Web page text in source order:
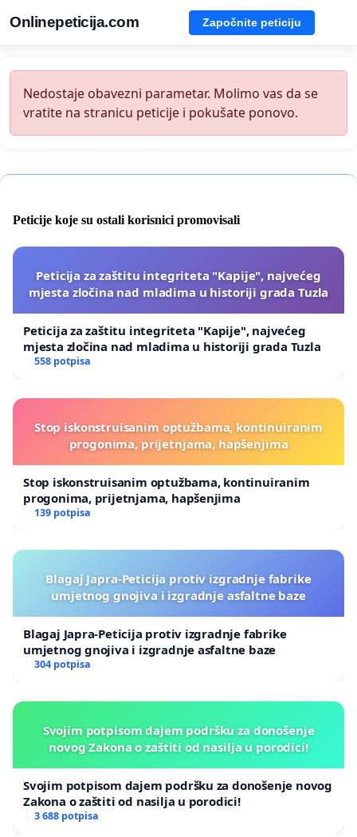
Onlinepeticija.com Započnite peticiju
Nedostaje obavezni parametar. Molimo vas da se
vratite na stranicu peticije i pokušate ponovo.
Peticije koje su ostali korisnici promovisali
Peticija za zaštitu integriteta "Kapije", najvećeg
mjesta zločina nad mladima u historiji grada Tuzla
Peticija za zaštitu integriteta "Kapije", najvećeg
mjesta zločina nad mladima u historiji grada Tuzla
558 potpisa
Stop iskonstruisanim optužbama, kontinuiranim
progonima, prijetnjama, hapšenjima
Stop iskonstruisanim optužbama, kontinuiranim
progonima, prijetnjama, hapšenjima
139 potpisa
Blagaj Japra-Peticija protiv izgradnje fabrike
umjetnog gnojiva i izgradnje asfaltne baze
Blagaj Japra-Peticija protiv izgradnje fabrike
umjetnog gnojiva i izgradnje asfaltne baze
304 potpisa
Svojim potpisom dajem podršku za donošenje
novog Zakona o zaštiti od nasilja u porodici!
Svojim potpisom dajem podršku za donošenje novog
Zakona o zaštiti od nasilja u porodici!
3 688 potpisa